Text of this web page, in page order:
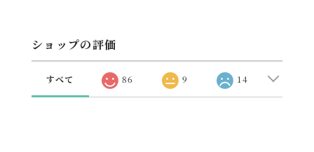
ショップの評価
すべて 86 9 14